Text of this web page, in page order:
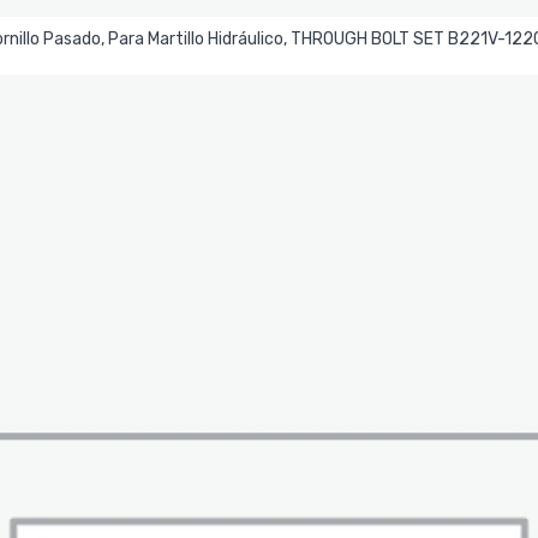
Pasado, Para Martillo Hidráulico, THROUGH BOLT SET B221V-
Leer Más